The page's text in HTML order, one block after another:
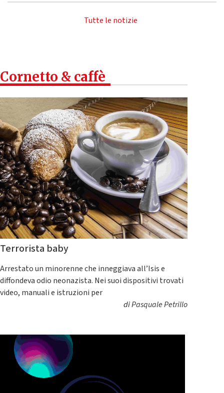
Tutte le notizie
Cornetto & caffè
Terrorista baby
Arrestato un minorenne che inneggiava all’Isis e
diffondeva odio neonazista. Nei suoi dispositivi trovati
video, manuali e istruzioni per
diPasquale Petrillo